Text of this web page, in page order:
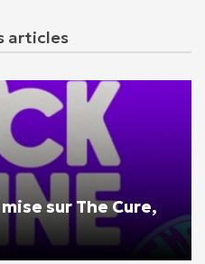
articles
sur The Cure,